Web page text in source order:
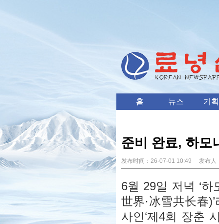
홈 뉴스 기획
준비 완료, 하모
发布时间： 26-07-01 10:49 发布人
6월 29일 저녁 ‘
世界·冰雪共长春
사인‘제4회 장춘